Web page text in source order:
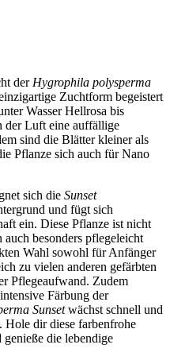
der Hygrophila polysperma
Zuchtform begeistert
Wasser Hellrosa bis
der Luft eine auffällige
sind die Blätter kleiner als
Pflanze sich auch für Nano
sich die Sunset
und fügt sich
ein. Diese Pflanze ist nicht
besonders pflegeleicht
Wahl sowohl für Anfänger
zu vielen anderen gefärbten
Pflegeaufwand. Zudem
Färbung der
Sunsetwächst schnell und
Hole dir diese farbenfrohe
die lebendige